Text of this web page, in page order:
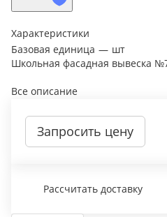
Характеристики
Базовая единица — шт
Школьная фасадная вывеска
Все описание
Запросить цену
Рассчитать доставку